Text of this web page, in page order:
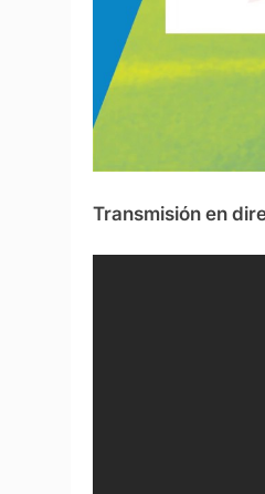
Transmisión en